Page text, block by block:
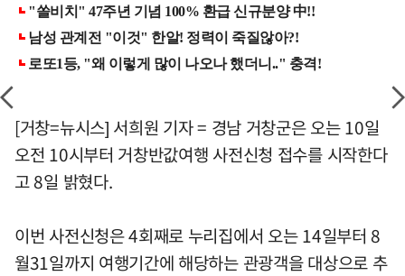
[거창=뉴시스] 서희원 기자 = 경남 거창군은 오는 10일
오전 10시부터 거창반값여행 사전신청 접수를 시작한다
고 8일 밝혔다.
이번 사전신청은 4회째로 누리집에서 오는 14일부터 8
월31일까지 여행기간에 해당하는 관광객을 대상으로 추